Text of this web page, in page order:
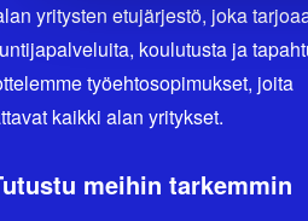
yritysten etujärjestö, joka
koulutusta ja
työehtosopimukset, joita
kaikki alan yritykset.
meihin tarkemmin